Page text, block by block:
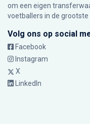
om een eigen
voetballers in de
Volg ons op social
Facebook
Instagram
X
LinkedIn